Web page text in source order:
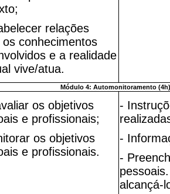
relações
conhecimentos
e a realidade
vive/atua.
Módulo 4: Automonitoramento
os objetivos
e profissionais;
os objetivos
e profissionais.
-
-
-
alcançá-